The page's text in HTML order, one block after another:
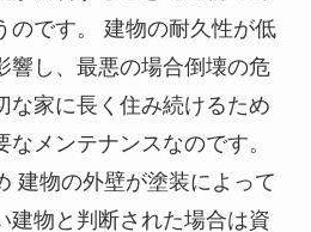
のです。 建物の耐久性が低
響し、最悪の場合倒壊の危
な家に長く住み続けるため
メンテナンスなのです。
建物の外壁が塗装によって
建物と判断された場合は資